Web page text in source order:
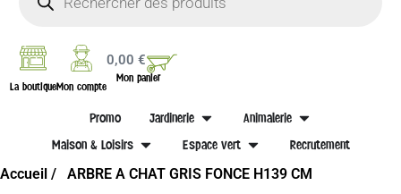
La boutiqueMon compte
0,00€
Mon panier
Promo Jardinerie
Animalerie
Maison & Loisirs
Espace vert Recrutement
Accueil / ARBRE A CHAT GRIS FONCE H139 CM